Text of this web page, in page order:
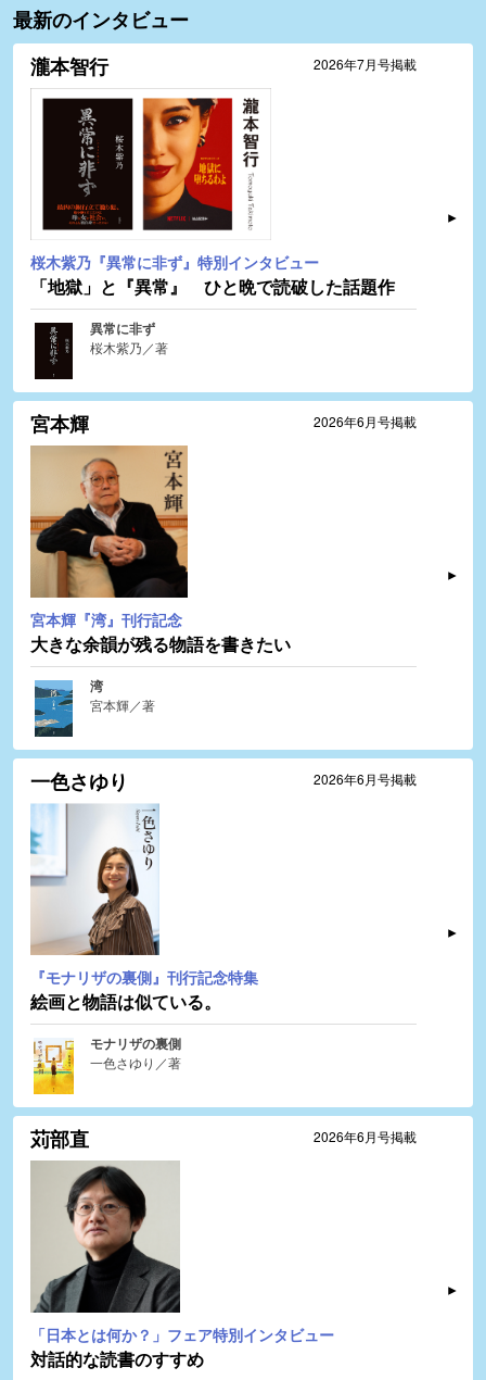
最新のインタビュー
2026年7月号掲載
瀧本智行
桜木紫乃『異常に非ず』特別インタビュー
「地獄」と『異常』 ひと晩で読破した話題作
異常に非ず
桜木紫乃／著
2026年6月号掲載
宮本輝
宮本輝『湾』刊行記念
大きな余韻が残る物語を書きたい
湾
宮本輝／著
2026年6月号掲載
一色さゆり
『モナリザの裏側』刊行記念特集
絵画と物語は似ている。
モナリザの裏側
一色さゆり／著
2026年6月号掲載
苅部直
「日本とは何か？」フェア特別インタビュー
対話的な読書のすすめ